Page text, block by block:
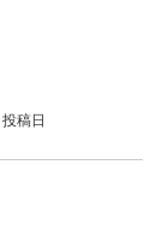
投稿日